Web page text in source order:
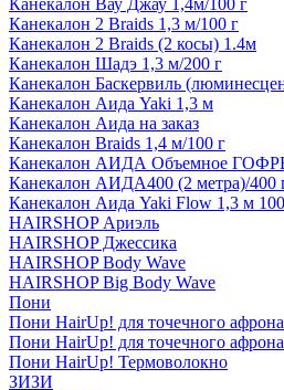
Канекалон Вау Джау 1,4м/100 г
Канекалон 2 Braids 1,3 м/100 г
Канекалон 2 Braids (2 косы) 1.4м
Канекалон Шадэ 1,3 м/200 г
Канекалон Баскервиль
Канекалон Аида Yaki 1,3 м
Канекалон Аида на заказ
Канекалон Braids 1,4 м/100 г
Канекалон АИДА Объемное
Канекалон АИДА400 (2 метра)/400
Канекалон Аида Yaki Flow 1,3 м
HAIRSHOP Ариэль
HAIRSHOP Джессика
HAIRSHOP Body Wave
HAIRSHOP Big Body Wave
Пони
Пони HairUp! для точечного
Пони HairUp! для точечного
Пони HairUp! Термоволокно
ЗИЗИ